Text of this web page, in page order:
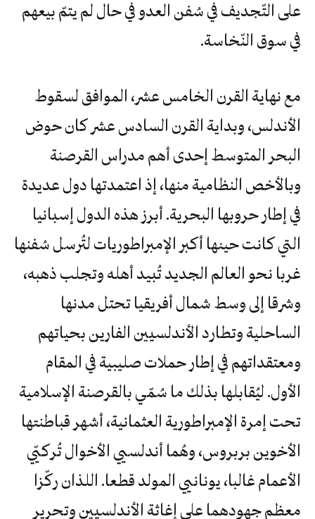
على التّجديف في سُفن العدو في حال لم يتمّ بيعهم
في سوق النّخاسة.
مع نهاية القرن الخامس عشر، الموافق لسقوط
الأندلس، وبداية القرن السادس عشر كان حوض
البحر المتوسط إحدى أهم مدراس القرصنة
وبالأخص النظامية منها، إذ اعتمدتها دول عديدة
في إطار حروبها البحرية. أبرز هذه الدول إسبانيا
التي كانت حينها أكبر الإمبراطوريات لتُرسل سُفنها
غربا نحو العالم الجديد تُبيد أهله وتجلب ذهبه،
وشرقا إلى وسط شمال أفريقيا تحتل مدنها
الساحلية وتطارد الأندلسيين الفارين بحياتهم
ومعتقداتهم في إطار حملات صليبية في المقام
الأول. ليُقابلها بذلك ما سُمّي بالقرصنة الإسلامية
تحت إمرة الإمبراطورية العثمانية، أشهر قباطنتها
الأخوين بربروس، وهُما أندلسيي الأخوال تُركيّي
الأعمام غالبا، يونانيي المولد قطعا. اللذان ركّزا
معظم جهودهما على إغاثة الأندلسيين وتحرير